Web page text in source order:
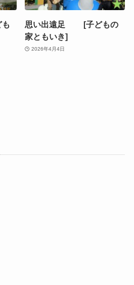
思い出遠足 [子どもの
家ともいき]
2026年4月4日